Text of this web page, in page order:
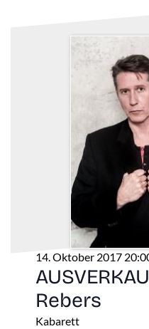
14. Oktober 2017
Rebers
Kabarett